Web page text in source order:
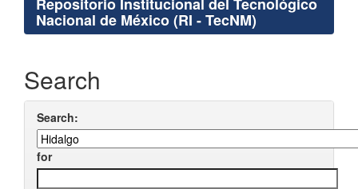
Nacional de México (RI - TecNM)
Search
Search:
for